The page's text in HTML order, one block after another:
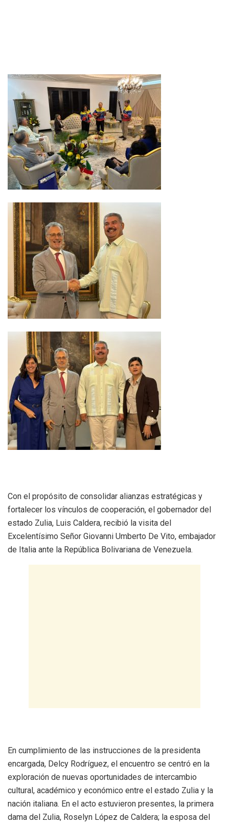
Con el propósito de consolidar alianzas estratégicas y
fortalecer los vínculos de cooperación, el gobernador del
estado Zulia, Luis Caldera, recibió la visita del
Excelentísimo Señor Giovanni Umberto De Vito, embajador
de Italia ante la República Bolivariana de Venezuela.
En cumplimiento de las instrucciones de la presidenta
encargada, Delcy Rodríguez, el encuentro se centró en la
exploración de nuevas oportunidades de intercambio
cultural, académico y económico entre el estado Zulia y la
nación italiana. En el acto estuvieron presentes, la primera
dama del Zulia, Roselyn López de Caldera; la esposa del